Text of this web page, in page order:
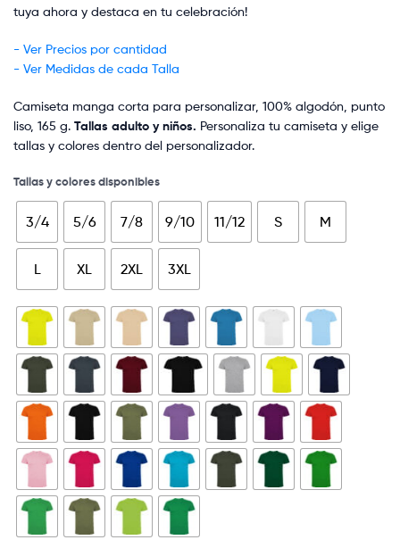
tuya ahora y destaca en tu celebración!
- Ver Precios por cantidad
- Ver Medidas de cada Talla
Camiseta manga corta para personalizar, 100% algodón, punto
liso, 165 g. Tallas adulto y niños. Personaliza tu camiseta y elige
tallas y colores dentro del personalizador.
Tallas y colores disponibles
3/4 5/6 7/8 9/10 11/12 S M
L XL 2XL 3XL